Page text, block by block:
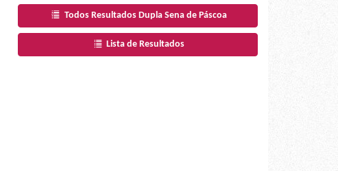
Todos Resultados Dupla Sena de Páscoa
Lista de Resultados